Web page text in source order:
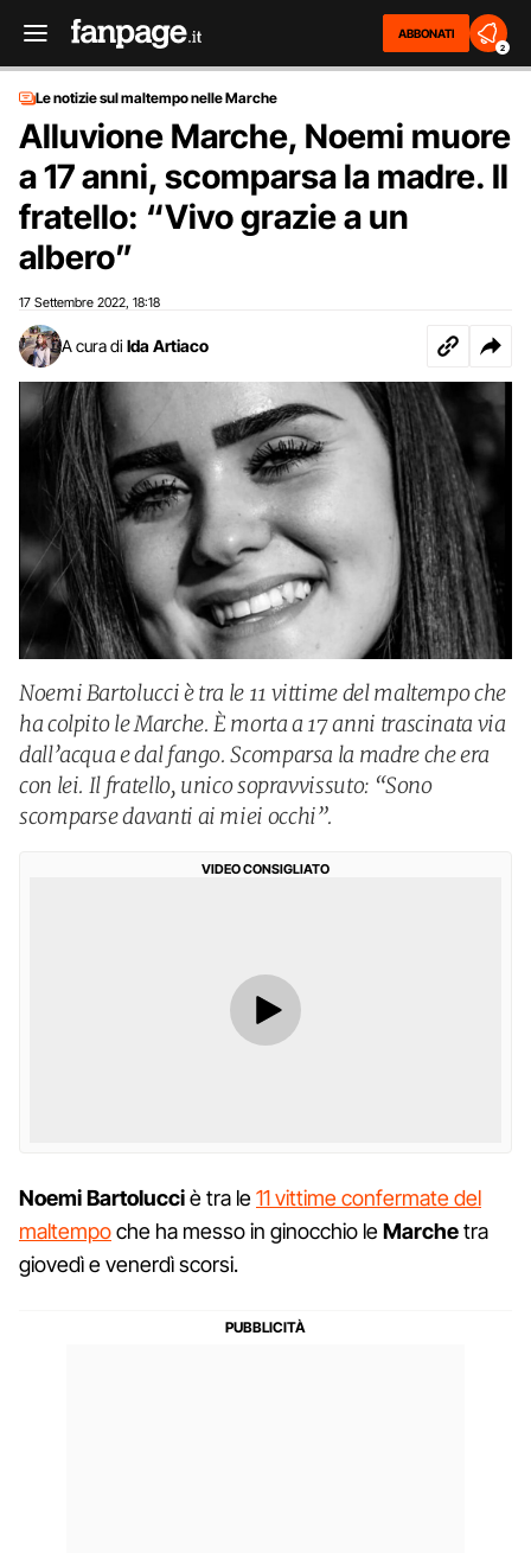
ABBONATI
2
Le notizie sul maltempo nelle Marche
Alluvione Marche, Noemi muore
a 17 anni, scomparsa la madre. Il
fratello: “Vivo grazie a un
albero”
17 Settembre 2022 18:18
A cura di Ida Artiaco
Noemi Bartolucci è tra le 11 vittime del maltempo che
ha colpito le Marche. È morta a 17 anni trascinata via
dall’acqua e dal fango. Scomparsa la madre che era
con lei. Il fratello, unico sopravvissuto: “Sono
scomparse davanti ai miei occhi”.
VIDEO CONSIGLIATO
Noemi Bartolucciè tra le11 vittime confermate del
maltempoche ha messo in ginocchio leMarchetra
giovedì e venerdì scorsi.